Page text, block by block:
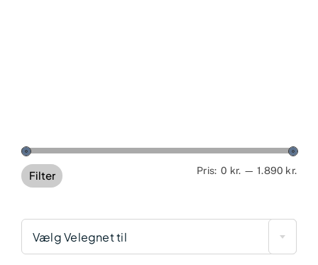
Filter Pris: 0 kr. —1.890 kr.
Vælg Velegnet til